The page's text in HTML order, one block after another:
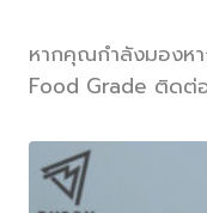
หากคุณกำลังมองหา
Food Grade ติดต่